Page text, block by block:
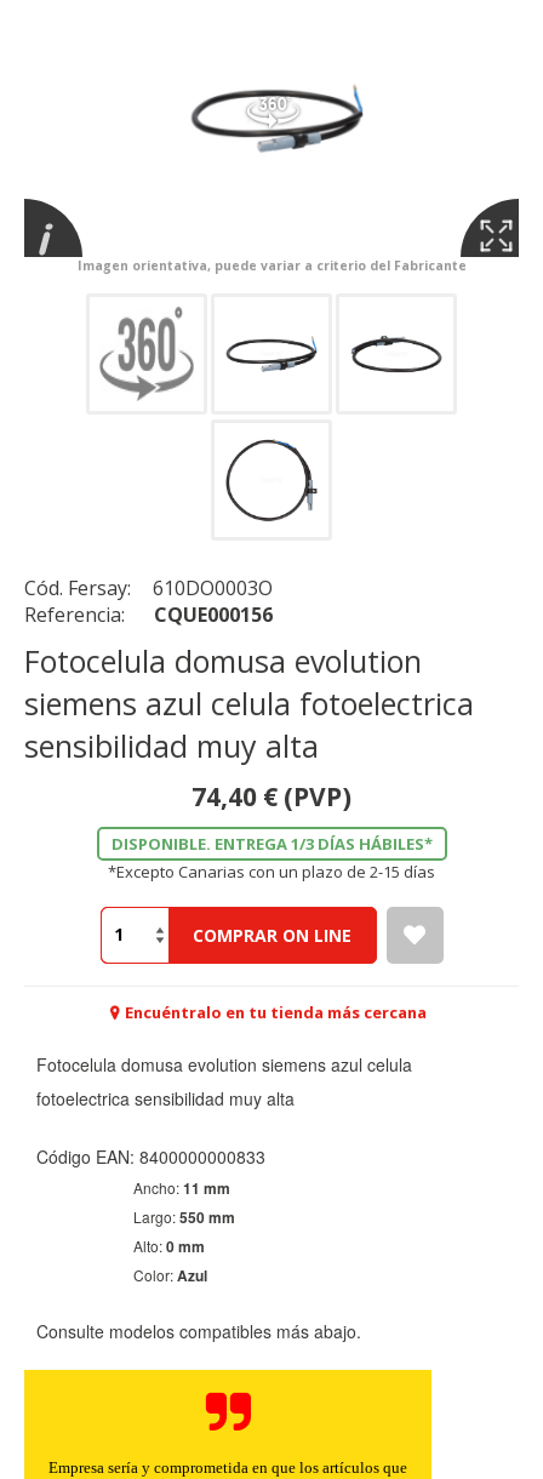
Imagen orientativa, puede variar a criterio del Fabricante
Cód. Fersay:
610DO0003O
Referencia:
CQUE000156
Fotocelula domusa evolution
siemens azul celula fotoelectrica
sensibilidad muy alta
74,40 € (PVP)
DISPONIBLE. ENTREGA 1/3 DÍAS HÁBILES*
*Excepto Canarias con un plazo de 2-15 días
COMPRAR ON LINE
Encuéntralo en tu tienda más cercana
Fotocelula domusa evolution siemens azul celula
fotoelectrica sensibilidad muy alta
Código EAN: 8400000000833
Ancho:11 mm
Largo:550 mm
Alto:0 mm
Color:Azul
Consulte modelos compatibles más abajo.
Empresa sería y comprometida en que los artículos que
CONFIGURACIÓN DE COOKIES
HABILITAR TODO
funcione y no se pueden desactivar en nuestros sistemas.
Puede configurar su navegador para bloquear o alertar
funcionarán. Estas cookies no almacenan ninguna